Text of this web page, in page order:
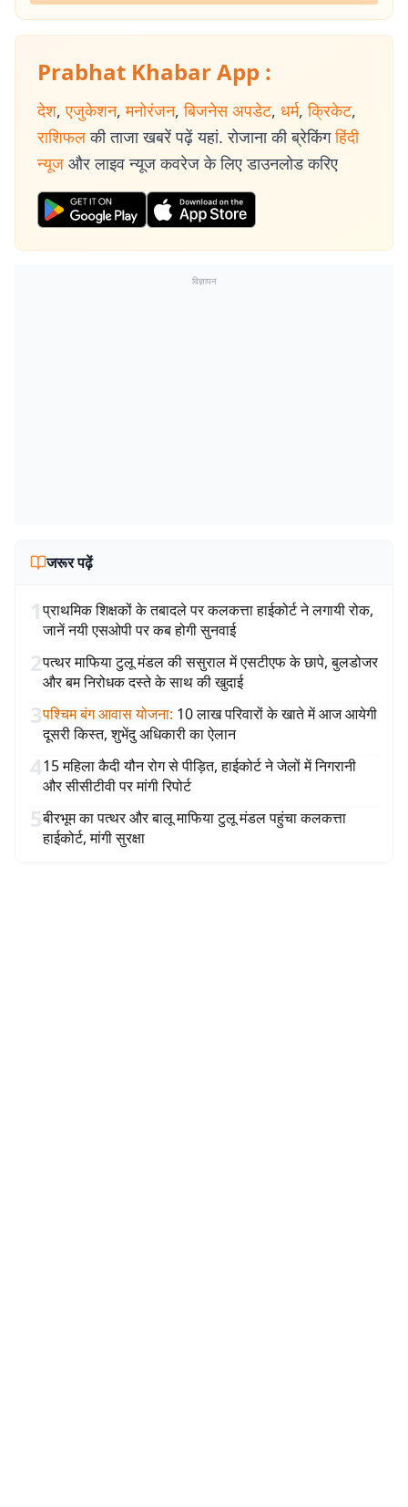
Prabhat Khabar App :
देश, एजुकेशन, मनोरंजन, बिजनेस अपडेट, धर्म, क्रिकेट,
राशिफल की ताजा खबरें पढ़ें यहां. रोजाना की ब्रेकिंग हिंदी
न्यूज और लाइव न्यूज कवरेज के लिए डाउनलोड करिए
विज्ञापन
जरूर पढ़ें
1प्राथमिक शिक्षकों के तबादले पर कलकत्ता हाईकोर्ट ने लगायी रोक,
जानें नयी एसओपी पर कब होगी सुनवाई
2पत्थर माफिया टुलू मंडल की ससुराल में एसटीएफ के छापे, बुलडोजर
और बम निरोधक दस्ते के साथ की खुदाई
3पश्चिम बंग आवास योजना: 10 लाख परिवारों के खाते में आज आयेगी
दूसरी किस्त, शुभेंदु अधिकारी का ऐलान
415 महिला कैदी यौन रोग से पीड़ित, हाईकोर्ट ने जेलों में निगरानी
और सीसीटीवी पर मांगी रिपोर्ट
5बीरभूम का पत्थर और बालू माफिया टुलू मंडल पहुंचा कलकत्ता
हाईकोर्ट, मांगी सुरक्षा